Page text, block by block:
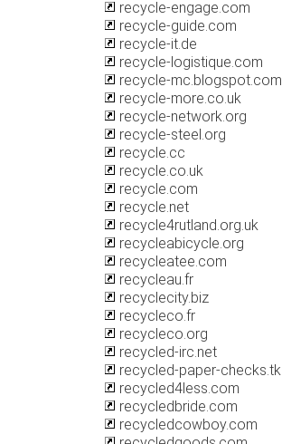
recycle-engage.com
recycle-guide.com
recycle-it.de
recycle-logistique.com
recycle-mc.blogspot.com
recycle-more.co.uk
recycle-network.org
recycle-steel.org
recycle.cc
recycle.co.uk
recycle.com
recycle.net
recycle4rutland.org.uk
recycleabicycle.org
recycleatee.com
recycleau.fr
recyclecity.biz
recycleco.fr
recycleco.org
recycled-irc.net
recycled-paper-checks.tk
recycled4less.com
recycledbride.com
recycledcowboy.com